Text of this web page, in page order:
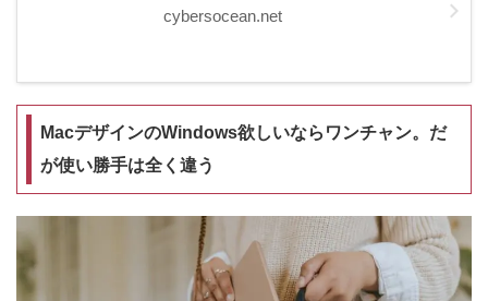
cybersocean.net
MacデザインのWindows欲しいならワンチャン。だ
が使い勝手は全く違う